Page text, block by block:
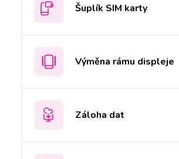
Šuplík SIM karty
Výměna rámu displeje
Záloha dat